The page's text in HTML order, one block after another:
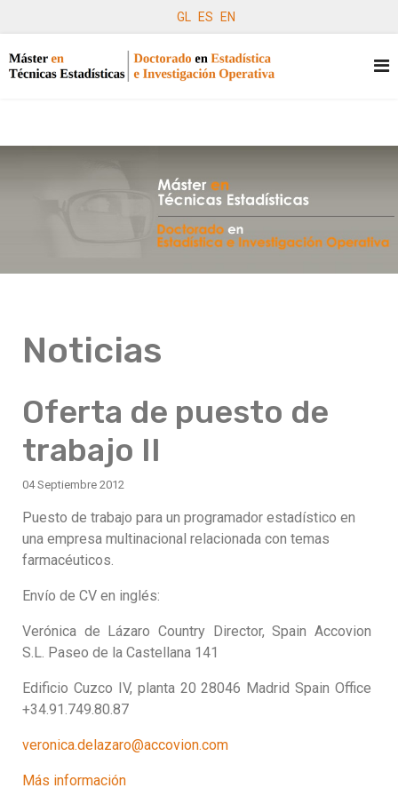
GL ES EN
Noticias
Oferta de puesto de
trabajo II
04 Septiembre 2012
Puesto de trabajo para un programador estadístico en
una empresa multinacional relacionada con temas
farmacéuticos.
Envío de CV en inglés:
Verónica de Lázaro Country Director, Spain Accovion
S.L. Paseo de la Castellana 141
Edificio Cuzco IV, planta 20 28046 Madrid Spain Office
+34.91.749.80.87
veronica.delazaro@accovion.com
Más información